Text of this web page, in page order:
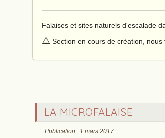
Falaises et sites naturels d'escalade
⚠️ Section en cours de création,
LA MICROFALAISE
Publication : 1 mars 2017